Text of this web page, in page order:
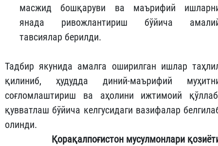
масжид бошқаруви ва маърифий
янада ривожлантириш бўйича
тавсиялар берилди.
Тадбир якунида амалга оширилган ишлар
қилиниб, ҳудудда диний-маърифий
соғломлаштириш ва аҳолини ижтимоий
қувватлаш бўйича келгусидаги вазифалар
олинди.
Қорақалпоғистон мусулмонлари